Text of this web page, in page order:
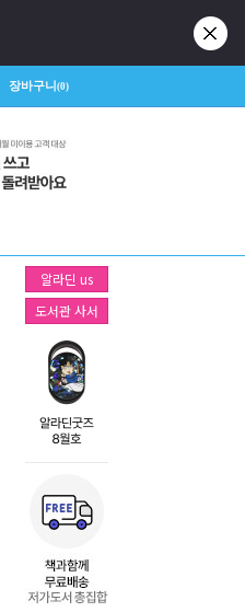
장바구니(0)
알라딘 us
도서관 사서